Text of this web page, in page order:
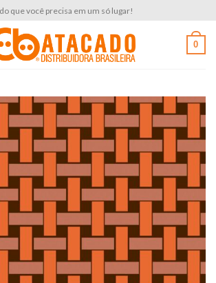
que você precisa em um só lugar!
0